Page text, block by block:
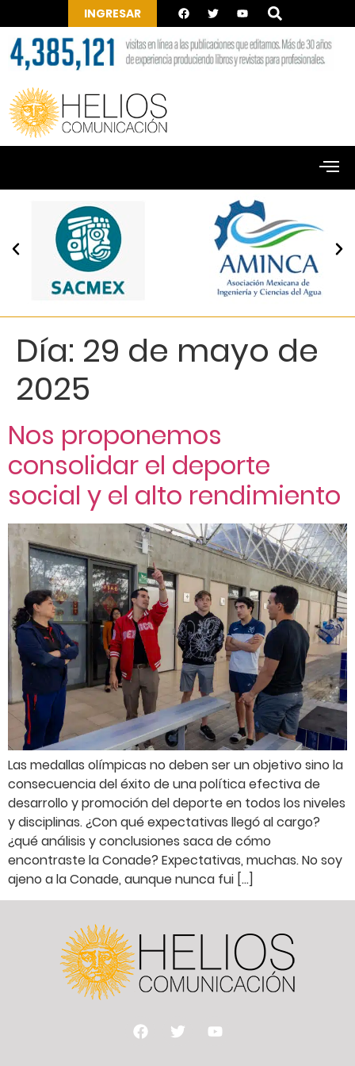
INGRESAR
Día: 29 de mayo de
2025
Nos proponemos
consolidar el deporte
social y el alto rendimiento
Las medallas olímpicas no deben ser un objetivo sino la
consecuencia del éxito de una política efectiva de
desarrollo y promoción del deporte en todos los niveles
y disciplinas. ¿Con qué expectativas llegó al cargo?
¿qué análisis y conclusiones saca de cómo
encontraste la Conade? Expectativas, muchas. No soy
ajeno a la Conade, aunque nunca fui […]